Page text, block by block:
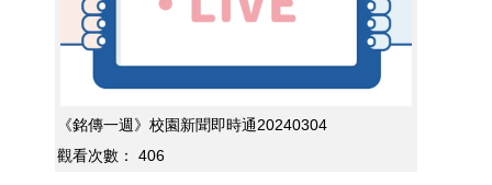
《銘傳一週》校園新聞即時通20240304
觀看次數：
406